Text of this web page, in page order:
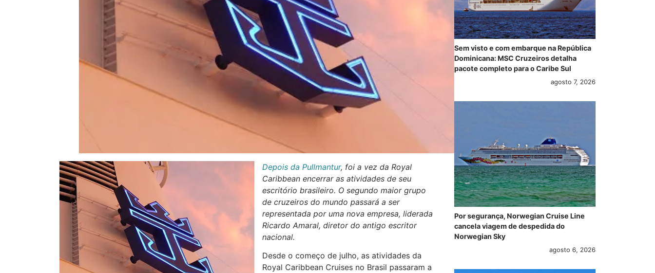
Depois da Pullmantur, foi a vez da Royal
Caribbean encerrar as atividades de seu
escritório brasileiro. O segundo maior grupo
de cruzeiros do mundo passará a ser
representada por uma nova empresa, liderada
Ricardo Amaral, diretor do antigo escritor
nacional.
Desde o começo de julho, as atividades da
Royal Caribbean Cruises no Brasil passaram a
Sem visto e com embarque na República
Dominicana: MSC Cruzeiros detalha
pacote completo para o Caribe Sul
agosto 7, 2026
Por segurança, Norwegian Cruise Line
cancela viagem de despedida do
Norwegian Sky
agosto 6, 2026